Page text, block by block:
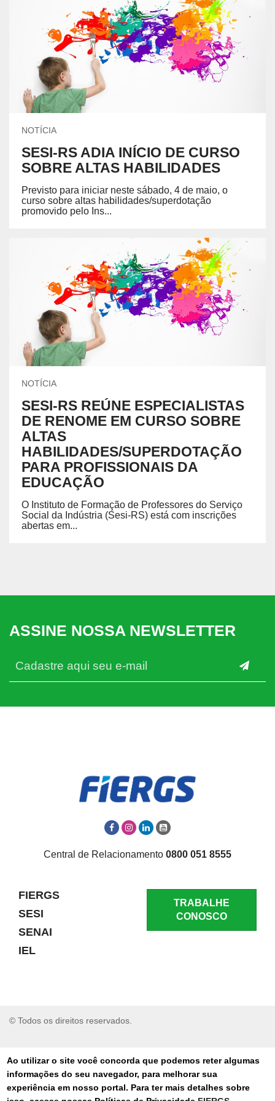
Ao utilizar o site você concorda que podemos reter algumas
informações do seu navegador, para melhorar sua
experiência em nosso portal. Para ter mais detalhes sobre
NOTÍCIA
SESI-RS ADIA INÍCIO DE CURSO
SOBRE ALTAS HABILIDADES
Previsto para iniciar neste sábado, 4 de maio, o
curso sobre altas habilidades/superdotação
promovido pelo Ins...
NOTÍCIA
SESI-RS REÚNE ESPECIALISTAS
DE RENOME EM CURSO SOBRE
ALTAS
HABILIDADES/SUPERDOTAÇÃO
PARA PROFISSIONAIS DA
EDUCAÇÃO
O Instituto de Formação de Professores do Serviço
Social da Indústria (Sesi-RS) está com inscrições
abertas em...
ASSINE NOSSA NEWSLETTER
Central de Relacionamento 0800 051 8555
FIERGS
SESI
SENAI
IEL
TRABALHE
CONOSCO
© Todos os direitos reservados.
AUTO-ATENDIMENTO